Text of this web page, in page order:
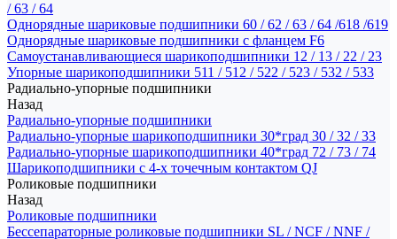
/ 63 / 64
Однорядные шариковые подшипники 60 / 62 / 63 / 64 /618 /619
Однорядные шариковые подшипники с фланцем F6
Самоустанавливающиеся шарикоподшипники 12 / 13 / 22 / 23
Упорные шарикоподшипники 511 / 512 / 522 / 523 / 532 / 533
Радиально-упорные подшипники
Назад
Радиально-упорные подшипники
Радиально-упорные шарикоподшипники 30*град 30 / 32 / 33
Радиально-упорные шарикоподшипники 40*град 72 / 73 / 74
Шарикоподшипники с 4-х точечным контактом QJ
Роликовые подшипники
Назад
Роликовые подшипники
Бессепараторные роликовые подшипники SL / NCF / NNF /